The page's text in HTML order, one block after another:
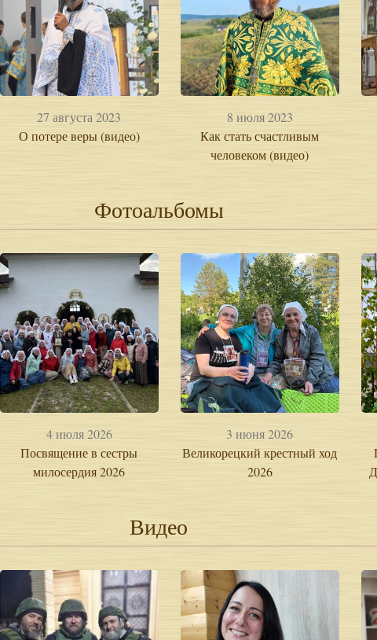
27 августа 2023
О потере веры (видео)
8 июля 2023
Как стать счастливым
человеком (видео)
Фотоальбомы
4 июля 2026
Посвящение в сестры
милосердия 2026
3 июня 2026
Великорецкий крестный ход
2026
Видео